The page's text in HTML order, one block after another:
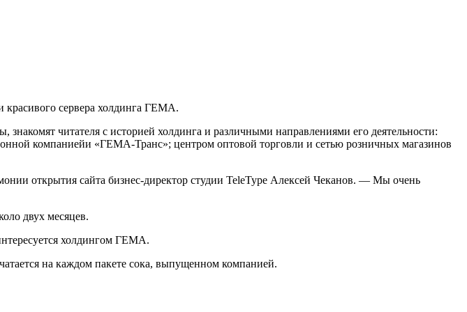
красивого сервера холдинга ГЕМА.
читателя с историей холдинга и различными направлениями его деятельности:
компаниейи «ГЕМА-Транс»; центром оптовой торговли и сетью розничных магазинов
открытия сайта бизнес-директор студии TeleType Алексей Чеканов. — Мы очень
двух месяцев.
холдингом ГЕМА.
на каждом пакете сока, выпущенном компанией.